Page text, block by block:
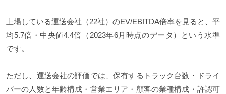
上場している運送会社（22社）のEV/EBITDA倍率を見ると、平
均5.7倍・中央値4.4倍（2023年6月時点のデータ）という水準
です。
ただし、運送会社の評価では、保有するトラック台数・ドライ
バーの人数と年齢構成・営業エリア・顧客の業種構成・許認可